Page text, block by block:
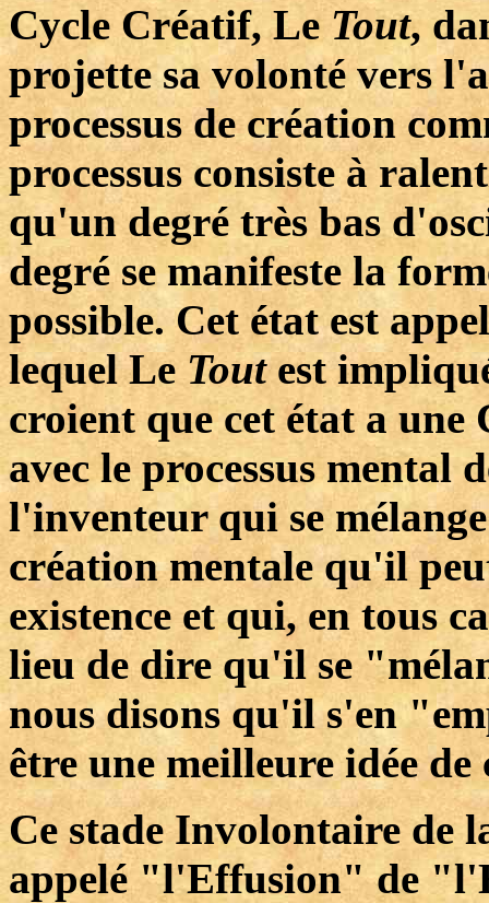
Cycle Créatif, Le Tout,
projette sa volonté vers
processus de création
processus consiste à
qu'un degré très bas
degré se manifeste la
possible. Cet état est
lequel Le Toutest
croient que cet état a
avec le processus mental
l'inventeur qui se
création mentale qu'il
existence et qui, en tous
lieu de dire qu'il se
nous disons qu'il s'en
être une meilleure idée
Ce stade Involontaire de
appelé "l'Effusion" de